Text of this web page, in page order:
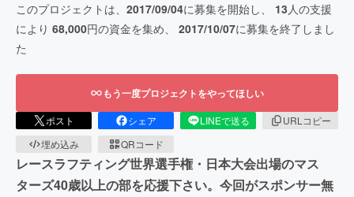
このプロジェクトは、 2017/09/04に募集を開始し、 13人の支援
により 68,000円の資金を集め、 2017/10/07に募集を終了しまし
た
もう一度プロジェクトをやってほしい
ポスト シェア LINEで送る
URLコピー
埋め込み
QRコード
レースラフティング世界選手権・日本大会出場のマス
ターズ40歳以上の部を応援下さい。今回がスポンサー無